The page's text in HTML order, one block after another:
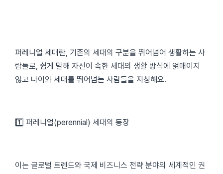
퍼레니얼 세대란, 기존의 세대의 구분을 뛰어넘어 생활하는 사
람들로, 쉽게 말해 자신이 속한 세대의 생활 방식에 얽매이지
않고 나이와 세대를 뛰어넘는 사람들을 지칭해요.
1️⃣ 퍼레니얼(perennial) 세대의 등장
이는 글로벌 트렌드와 국제 비즈니스 전략 분야의 세계적인 권